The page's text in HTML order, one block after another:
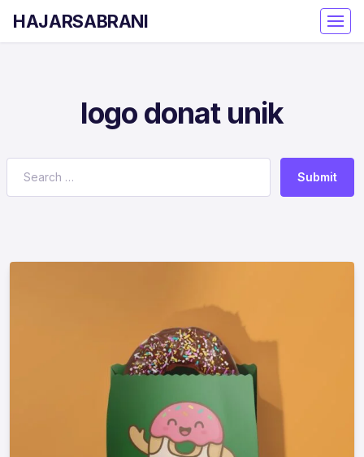
HAJARSABRANI
logo donat unik
Submit